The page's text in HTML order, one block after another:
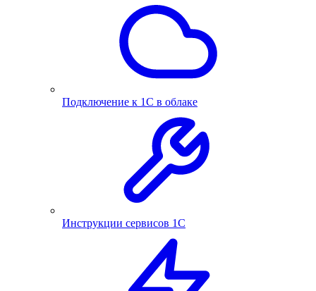
Подключение к 1С в облаке
Инструкции сервисов 1С